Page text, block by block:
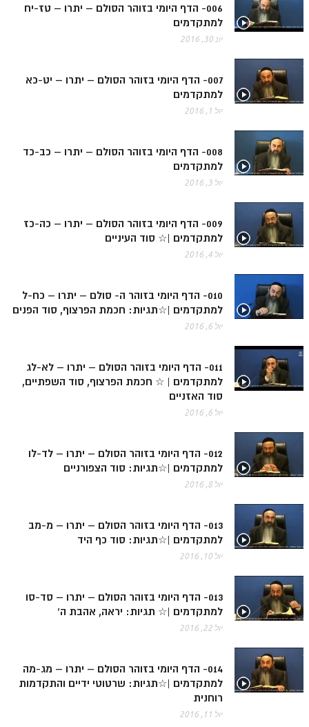
ספר הזוהר תולדות מתקדמים
ספר הזוהר ויצא מתחילים
ספר הזוהר וישלח מתחילים
הזוהר הקדוש וישלח מתקדמים
הזוהר הקדוש וישב מתחילים
הזוהר הקדוש וישב מתקדמים
הזוהר הקדוש מקץ מתחילים
הזוהר הקדוש מקץ מתקדמים
הזוהר הקדוש ויגש מתחילים
הזוהר הקדוש ויגש מתקדמים
הזוהר הקדוש ויחי מתחילים
הזוהר הקדוש ויחי מתקדמים
הזוהר הקדוש שמות מתחילים
הזוהר הקדוש שמות מתקדמים
הזוהר הקדוש וארא מתחילים
הזוהר הקדוש וארא מתקדמים
הזוהר הקדוש בא מתחילים
הזוהר הקדוש בא מתקדמים
הזוהר הקדוש בשלח מתחילים
הזוהר הקדוש בשלח מתקדמים
הזוהר הקדוש יתרו מתקדמים
משפטים מתחילים
הזוהר הקדוש תרומה השקפה
הזוהר הקדוש תרומה מתקדמים
הזוהר הקדוש ספרא דצניעותא
006- הדף היומי בזוהר הסולם – יתרו – טז-יח
למתקדמים
יונ 30, 2016
007- הדף היומי בזוהר הסולם – יתרו – יט-כא
למתקדמים
יול 1, 2016
008- הדף היומי בזוהר הסולם – יתרו – כב-כד
למתקדמים
יול 3, 2016
009- הדף היומי בזוהר הסולם – יתרו – כה-כז
למתקדמים |☆ סוד העיניים
יול 4, 2016
010- הדף היומי בזוהר ה- סולם – יתרו – כח-ל
למתקדמים |☆תגיות: חכמת הפרצוף, סוד הפנים
יול 6, 2016
011- הדף היומי בזוהר הסולם – יתרו – לא-לג
למתקדמים | ☆ חכמת הפרצוף, סוד השפתיים,
סוד האזניים
יול 6, 2016
012- הדף היומי בזוהר הסולם – יתרו – לד-לו
למתקדמים |☆תגיות: סוד הצפורניים
יול 8, 2016
013- הדף היומי בזוהר הסולם – יתרו – מ-מב
למתקדמים |☆תגיות: סוד כף היד
יול 10, 2016
013- הדף היומי בזוהר הסולם – יתרו – סד-סו
למתקדמים |☆ תגיות: יראה, אהבת ה'
יול 22, 2016
014- הדף היומי בזוהר הסולם – יתרו – מג-מה
למתקדמים |☆תגיות: שרטוטי ידיים והתקדמות
רוחנית
יול 11, 2016